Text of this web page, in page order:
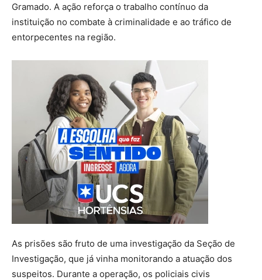
Gramado. A ação reforça o trabalho contínuo da
instituição no combate à criminalidade e ao tráfico de
entorpecentes na região.
As prisões são fruto de uma investigação da Seção de
Investigação, que já vinha monitorando a atuação dos
suspeitos. Durante a operação, os policiais civis